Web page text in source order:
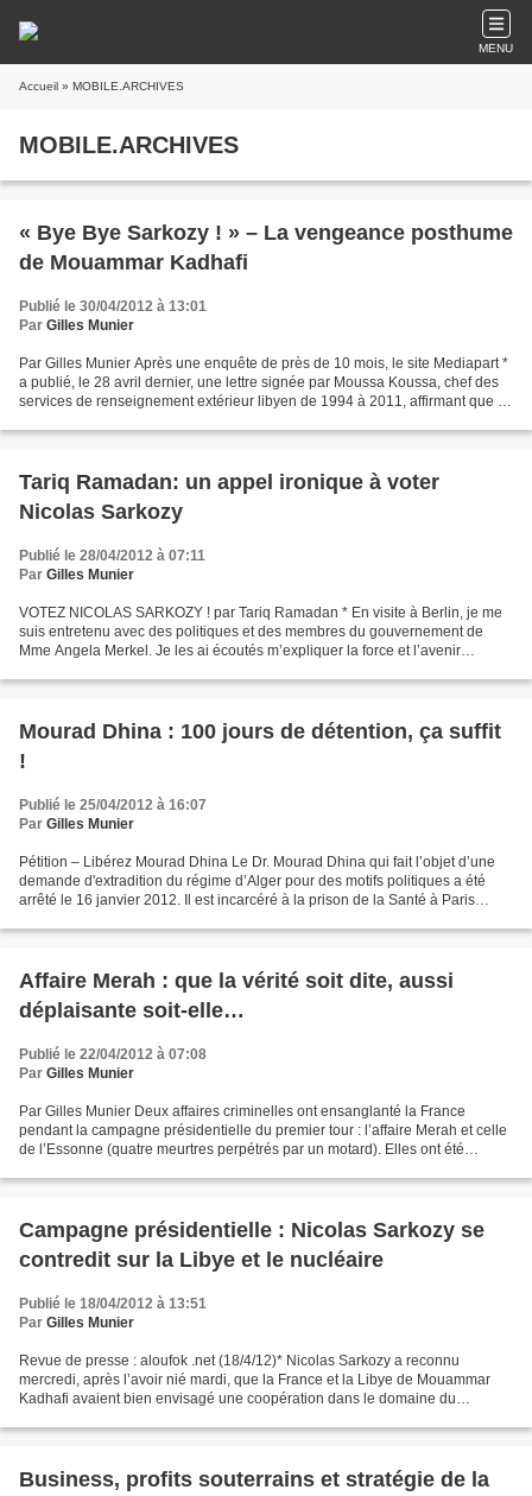
MENU
Accueil » MOBILE.ARCHIVES
MOBILE.ARCHIVES
« Bye Bye Sarkozy ! » – La vengeance posthume
de Mouammar Kadhafi
Publié le 30/04/2012 à 13:01
Par Gilles Munier
Par Gilles Munier Après une enquête de près de 10 mois, le site Mediapart *
a publié, le 28 avril dernier, une lettre signée par Moussa Koussa, chef des
services de renseignement extérieur libyen de 1994 à 2011, affirmant que le
Tariq Ramadan: un appel ironique à voter
Nicolas Sarkozy
Publié le 28/04/2012 à 07:11
Par Gilles Munier
VOTEZ NICOLAS SARKOZY ! par Tariq Ramadan * En visite à Berlin, je me
suis entretenu avec des politiques et des membres du gouvernement de
Mme Angela Merkel. Je les ai écoutés m’expliquer la force et l’avenir
Mourad Dhina : 100 jours de détention, ça suffit
!
Publié le 25/04/2012 à 16:07
Par Gilles Munier
Pétition – Libérez Mourad Dhina Le Dr. Mourad Dhina qui fait l’objet d’une
demande d'extradition du régime d’Alger pour des motifs politiques a été
arrêté le 16 janvier 2012. Il est incarcéré à la prison de la Santé à Paris
Affaire Merah : que la vérité soit dite, aussi
déplaisante soit-elle…
Publié le 22/04/2012 à 07:08
Par Gilles Munier
Par Gilles Munier Deux affaires criminelles ont ensanglanté la France
pendant la campagne présidentielle du premier tour : l’affaire Merah et celle
de l’Essonne (quatre meurtres perpétrés par un motard). Elles ont été
Campagne présidentielle : Nicolas Sarkozy se
contredit sur la Libye et le nucléaire
Publié le 18/04/2012 à 13:51
Par Gilles Munier
Revue de presse : aloufok .net (18/4/12)* Nicolas Sarkozy a reconnu
mercredi, après l’avoir nié mardi, que la France et la Libye de Mouammar
Kadhafi avaient bien envisagé une coopération dans le domaine du
Business, profits souterrains et stratégie de la